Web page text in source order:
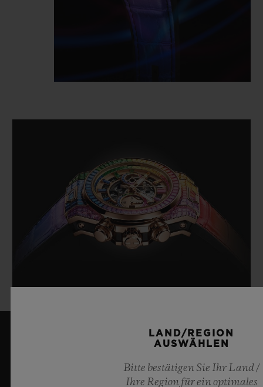
LAND/REGION
AUSWÄHLEN
Bitte bestätigen Sie Ihr Land /
Ihre Region für ein optimales